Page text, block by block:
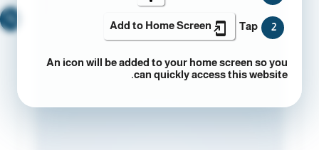
2
Tap
Add to Home Screen
An icon will be added to your home screen so you
can quickly access this website.